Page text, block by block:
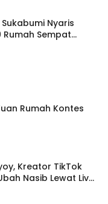
Nyaris
Rumah Sempat
Rumah Kontes
Kreator TikTok
Nasib Lewat Live